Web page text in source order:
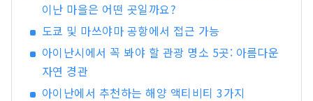
이난 마을은 어떤 곳일까요?
도쿄 및 마쓰야마 공항에서 접근 가능
아이난시에서 꼭 봐야 할 관광 명소 5곳: 아름다운
자연 경관
아이난에서 추천하는 해양 액티비티 3가지